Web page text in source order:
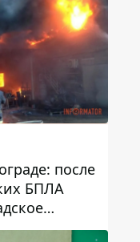
после
БПЛА